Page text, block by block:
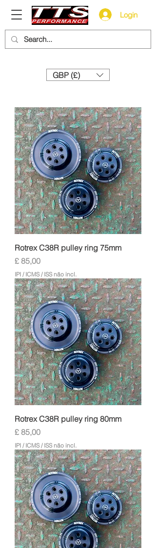
Login
GBP (£)
Rotrex C38R pulley ring 75mm
Preço
£ 85,00
IPI / ICMS / ISS não incl.
Rotrex C38R pulley ring 80mm
Preço
£ 85,00
IPI / ICMS / ISS não incl.